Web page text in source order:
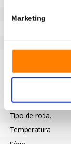
Marketing
Furo do eixo - Ø
Dureza da banda
Tipo de roda.
Temperatura